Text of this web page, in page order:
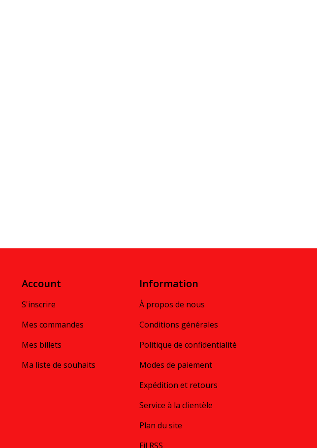
Account
S'inscrire
Mes commandes
Mes billets
Ma liste de souhaits
Information
À propos de nous
Conditions générales
Politique de confidentialité
Modes de paiement
Expédition et retours
Service à la clientèle
Plan du site
Fil RSS